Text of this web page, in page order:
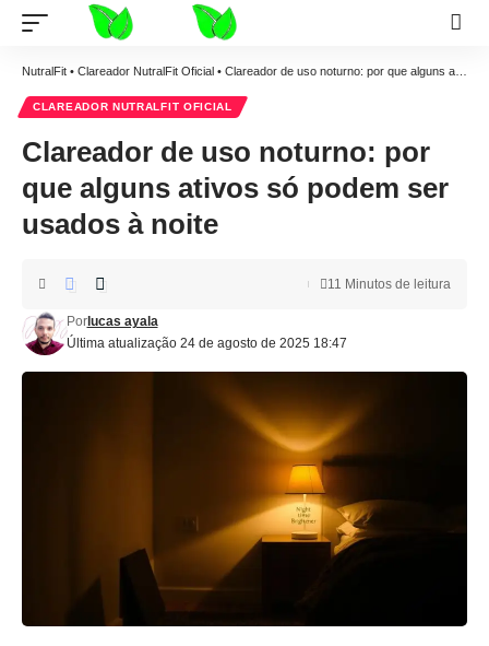
NutralFit • Clareador NutralFit Oficial • Clareador de uso noturno: por que alguns ativos só podem ser usados à noite
CLAREADOR NUTRALFIT OFICIAL
Clareador de uso noturno: por
que alguns ativos só podem ser
usados à noite
Última atualização 24 de agosto de 2025 18:47
Porlucas ayala
11 Minutos de leitura